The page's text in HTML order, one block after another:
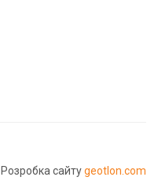
Розробка сайтуgeotlon.com